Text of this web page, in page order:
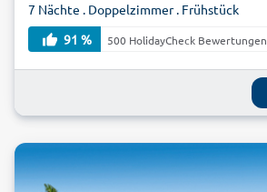
7 Nächte . Doppelzimmer . Frühstück
91 %
500 HolidayCheck Bewertungen